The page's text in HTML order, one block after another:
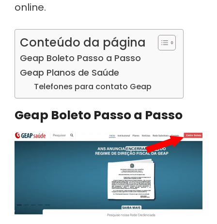
online.
Conteúdo da página
Geap Boleto Passo a Passo
Geap Planos de Saúde
Telefones para contato Geap
Geap Boleto Passo a Passo